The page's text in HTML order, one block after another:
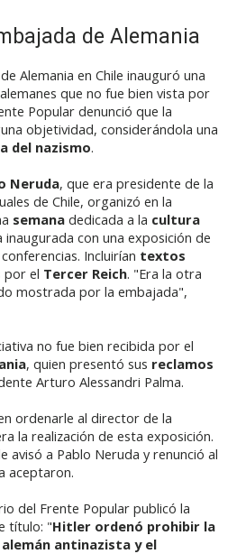
de Alemania
Alemania en Chile inauguró una
que no fue bien vista por
Popular denunció que la
objetividad, considerándola una
del nazismo.
Neruda, que era presidente de la
de Chile, organizó en la
semana dedicada a la cultura
inaugurada con una exposición de
Incluirían textos
por el Tercer Reich. "Era la otra
mostrada por la embajada",
no fue bien recibida por el
, quien presentó sus reclamos
Arturo Alessandri Palma.
ordenarle al director de la
la realización de esta exposición.
avisó a Pablo Neruda y renunció al
aceptaron.
del Frente Popular publicó la
título: "Hitler ordenó prohibir la
antinazista y el